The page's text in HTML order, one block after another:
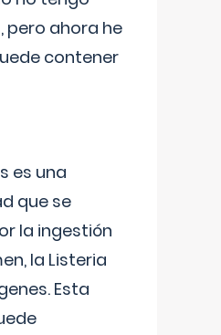
pero ahora he
contener
es una
que se
la ingestión
la Listeria
Esta